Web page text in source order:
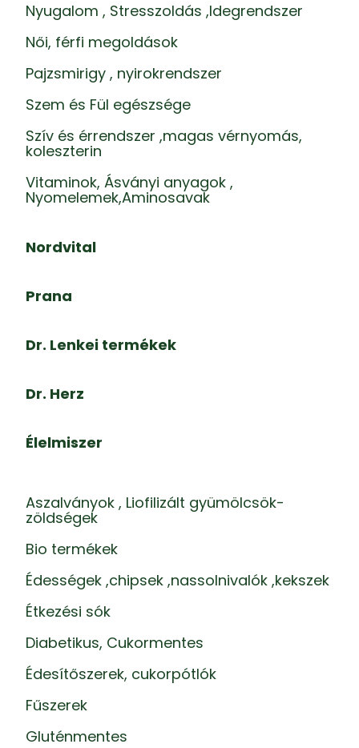
Nyugalom , Stresszoldás ,Idegrendszer
Női, férfi megoldások
Pajzsmirigy , nyirokrendszer
Szem és Fül egészsége
Szív és érrendszer ,magas vérnyomás,
koleszterin
Vitaminok, Ásványi anyagok ,
Nyomelemek,Aminosavak
Nordvital
Prana
Dr. Lenkei termékek
Dr. Herz
Élelmiszer
Aszalványok , Liofilizált gyümölcsök-
zöldségek
Bio termékek
Édességek ,chipsek ,nassolnivalók ,kekszek
Étkezési sók
Diabetikus, Cukormentes
Édesítőszerek, cukorpótlók
Fűszerek
Gluténmentes